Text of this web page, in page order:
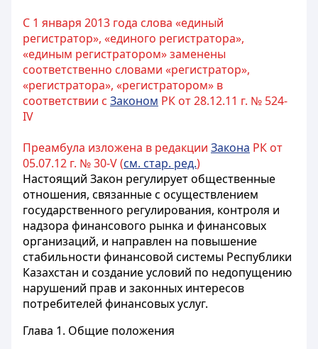
С 1 января 2013 года слова «единый
регистратор», «единого регистратора»,
«единым регистратором» заменены
соответственно словами «регистратор»,
«регистратора», «регистратором» в
соответствии с Законом РК от 28.12.11 г. № 524-
IV
Преамбула изложена в редакции Закона РК от
05.07.12 г. № 30-V (см. стар. ред.)
Настоящий Закон регулирует общественные
отношения, связанные с осуществлением
государственного регулирования, контроля и
надзора финансового рынка и финансовых
организаций, и направлен на повышение
стабильности финансовой системы Республики
Казахстан и создание условий по недопущению
нарушений прав и законных интересов
потребителей финансовых услуг.
Глава 1. Общие положения